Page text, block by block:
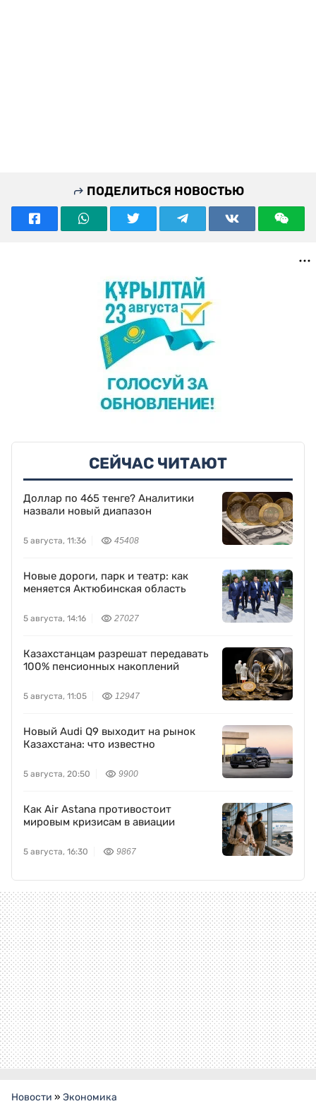
ПОДЕЛИТЬСЯ НОВОСТЬЮ
СЕЙЧАС ЧИТАЮТ
Доллар по 465 тенге? Аналитики
назвали новый диапазон
5 августа, 11:36 45408
Новые дороги, парк и театр: как
меняется Актюбинская область
5 августа, 14:16 27027
Казахстанцам разрешат передавать
100% пенсионных накоплений
5 августа, 11:05 12947
Новый Audi Q9 выходит на рынок
Казахстана: что известно
5 августа, 20:50 9900
Как Air Astana противостоит
мировым кризисам в авиации
5 августа, 16:30 9867
Новости » Экономика